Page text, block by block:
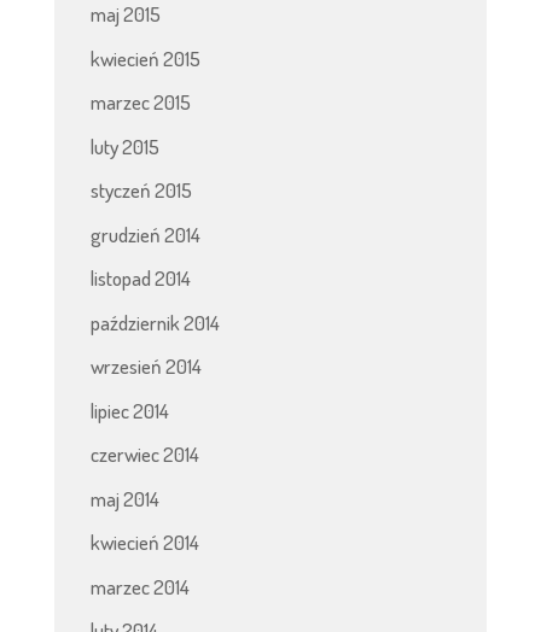
maj 2015
kwiecień 2015
marzec 2015
luty 2015
styczeń 2015
grudzień 2014
listopad 2014
październik 2014
wrzesień 2014
lipiec 2014
czerwiec 2014
maj 2014
kwiecień 2014
marzec 2014